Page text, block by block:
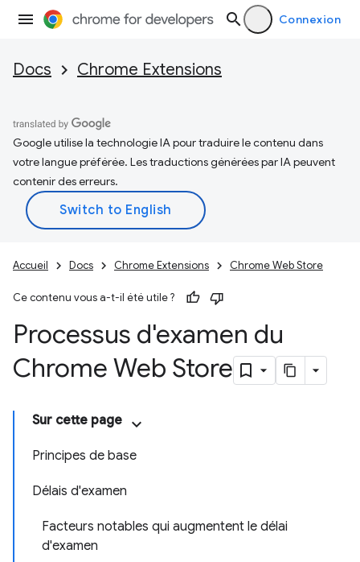
Connexion
Docs Chrome Extensions
Google utilise la technologie IA pour traduire le contenu dans
votre langue préférée. Les traductions générées par IA peuvent
contenir des erreurs.
Accueil Docs Chrome Extensions Chrome Web Store
Ce contenu vous a-t-il été utile ?
Processus d'examen du
Chrome Web Store
Sur cette page
Principes de base
Délais d'examen
Facteurs notables qui augmentent le délai
d'examen